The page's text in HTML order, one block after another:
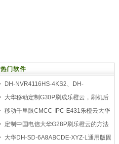
热门软件
DH-NVR4116HS-4KS2、DH-
NVR4116HS-HDS2升级程序版本v4.00
大华移动定制G30P刷成乐橙云，刷机后
可使用大华
移动千里眼CMCC-IPC-E431乐橙云大华
云联刷机程序
定制中国电信大华G28P刷乐橙云的方法
固件升级包
大华DH-SD-6A8ABCDE-XYZ-L通用版固